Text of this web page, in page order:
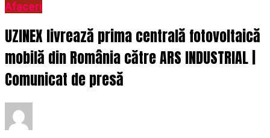
Afaceri
UZINEX livrează prima centrală fotovoltaică
mobilă din România către ARS INDUSTRIAL |
Comunicat de presă